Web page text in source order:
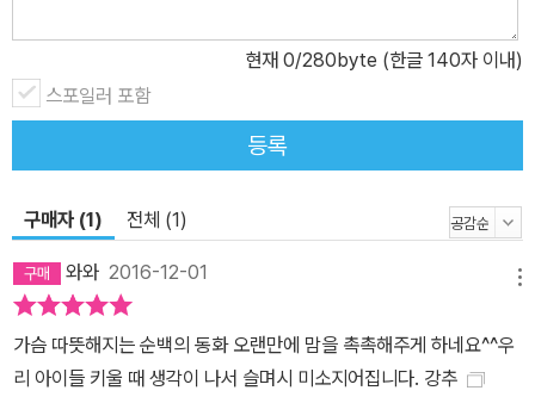
이친구다. 동네 뒷산은 신선한 찬거리가 가득한 시장이 되기도 하고,
둘이 함께 잠든 길고양이들을 바라보는 순간은 작은 들판의 한순간이
되기도 한다. 또 아빠가 잡아 온 큰 농어 덕분에 마치 강가에라도 나온
듯한 떠들썩한 분위기도 느끼게 된다. 다정한 동네 어르신들과 따뜻
기며 자신을 둘러싼 사람들과 환경을 이해하고 배려하는 순정이와 순
모의 하루하루는 늘 모험과 사랑으로 가득 차 있다. 더불어 남매가 놀
면서 겪는 갈등과 그 갈등을 해결하고 서로 우애를 다지는 모습을 지
켜보는 것은 더없이 큰 기쁨을 안겨 준다.
현재 0/280byte (한글 140자 이내)
스포일러 포함
등록
구매자 (1) 전체 (1)
와와 2016-12-01
가슴 따뜻해지는 순백의 동화 오랜만에 맘을 촉촉해주게 하네요^^우
리 아이들 키울 때 생각이 나서 슬며시 미소지어집니다. 강추